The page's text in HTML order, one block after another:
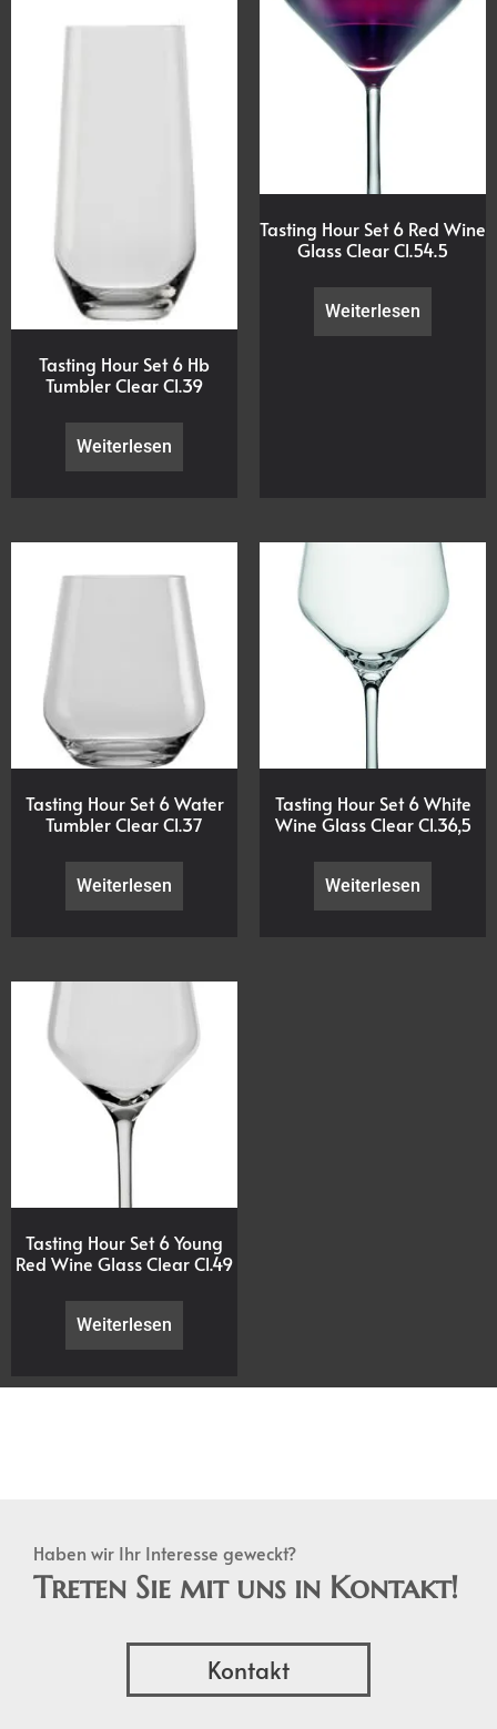
Tasting Hour Set 6 Hb
Tumbler Clear Cl.39
Weiterlesen
Tasting Hour Set 6 Red Wine
Glass Clear Cl.54.5
Weiterlesen
Tasting Hour Set 6 Water
Tumbler Clear Cl.37
Weiterlesen
Tasting Hour Set 6 White
Wine Glass Clear Cl.36,5
Weiterlesen
Tasting Hour Set 6 Young
Red Wine Glass Clear Cl.49
Weiterlesen
Haben wir Ihr Interesse geweckt?
Treten Sie mit uns in Kontakt!
Kontakt